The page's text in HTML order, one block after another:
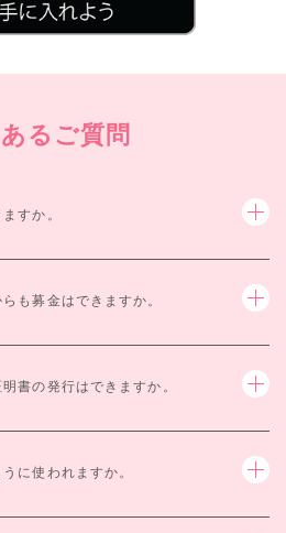
るご質問
すか。
も募金はできますか。
書の発行はできますか。
に使われますか。